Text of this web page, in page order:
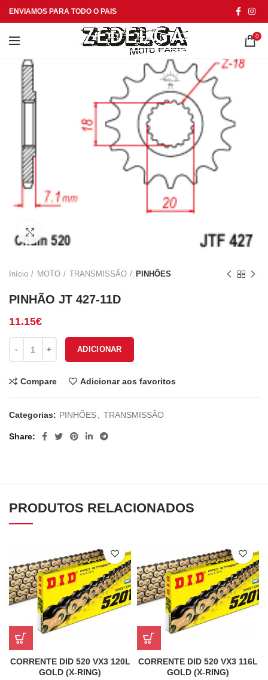
ENVIAMOS PARA TODO O PAIS
0
Click to enlarge
Início MOTO TRANSMISSÃO PINHÕES
PINHÃO JT 427-11D
11.15€
ADICIONAR
Compare Adicionar aos favoritos
Categorias: PINHÕES TRANSMISSÃO
Share
PRODUTOS RELACIONADOS
CORRENTE DID 520 VX3 120L
GOLD (X-RING)
CORRENTE DID 520 VX3 116L
GOLD (X-RING)